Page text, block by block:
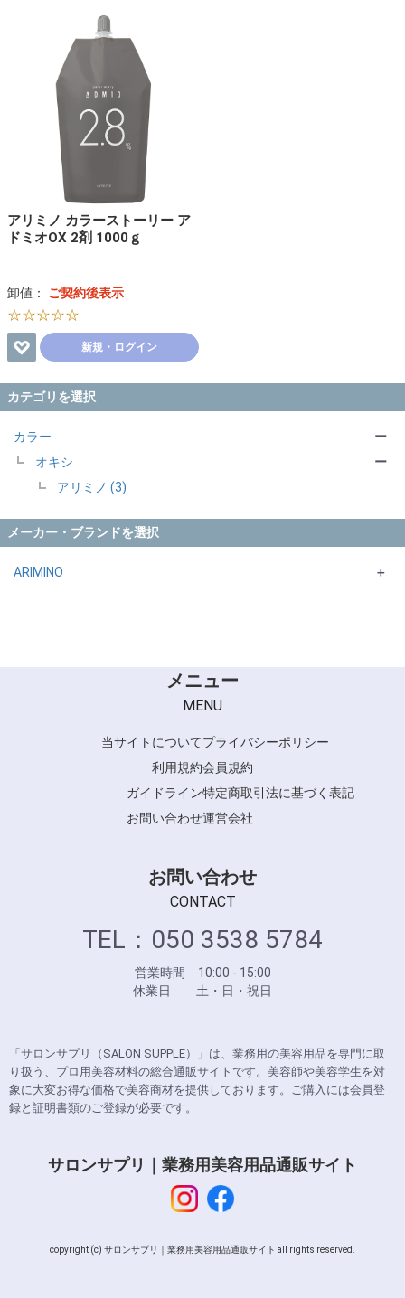
カテゴリを選択
カラー
オキシ
アリミノ (3)
ー
ー
メーカー・ブランドを選択
ARIMINO
＋
アリミノ カラーストーリー ア
ドミオOX 2剤 1000ｇ
卸値： ご契約後表示
☆☆☆☆☆
新規・ログイン
メニュー
MENU
当サイトについてプライバシーポリシー
利用規約会員規約
ガイドライン特定商取引法に基づく表記
お問い合わせ運営会社
お問い合わせ
CONTACT
TEL：050 3538 5784
営業時間 10:00 - 15:00
休業日 土・日・祝日
「サロンサプリ（SALON SUPPLE）」は、業務用の美容用品を専門に取
り扱う、プロ用美容材料の総合通販サイトです。美容師や美容学生を対
象に大変お得な価格で美容商材を提供しております。ご購入には会員登
録と証明書類のご登録が必要です。
サロンサプリ｜業務用美容用品通販サイト
copyright (c) サロンサプリ｜業務用美容用品通販サイト all rights reserved.